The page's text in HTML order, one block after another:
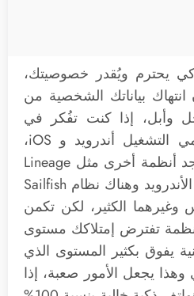
يحترم ويُقدر خصوصيتك،
بياناتك الشخصية من
وأبل، إذا كنت تفُكر في
البحث عن بدائل لنظامي التشغيل أندرويد و iOS،
على الإنترنت فسوف تجد أنظمة أخرى مثل Lineage
الذي يعمل استنادا على الأندرويد وهناك نظام Sailfish
وغيرهما الكثير، لكن تكمن
تفترض إمتلاكك مستوى
يفوق بكثير المستوى الذي
وهذا يجعل الأمور صعبة، إذا